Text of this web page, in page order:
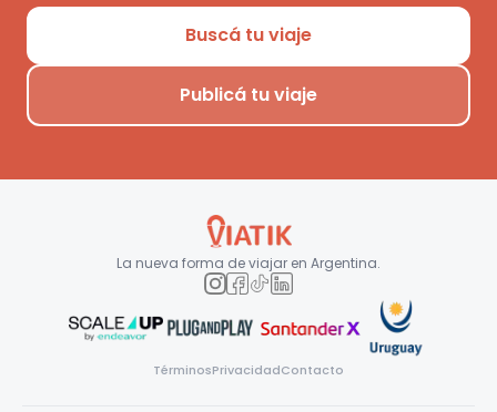
Buscá tu viaje
Publicá tu viaje
La nueva forma de viajar en Argentina.
TérminosPrivacidadContacto